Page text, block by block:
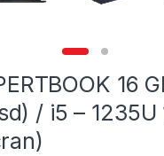
16
/ i5 –